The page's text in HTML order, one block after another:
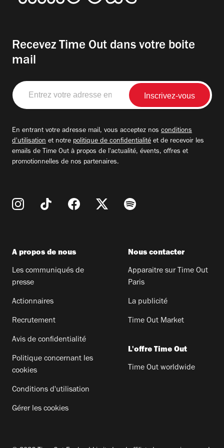
Recevez Time Out dans votre boite
mail
Entrez
votre
adresse
En entrant votre adresse mail, vous acceptez nos conditions
d'utilisation et notre politique de confidentialité et de recevoir les
emails de Time Out à propos de l'actualité, évents, offres et
promotionnelles de nos partenaires.
A propos de nous
Les communiqués de
presse
Actionnaires
Recrutement
Avis de confidentialité
Politique concernant les
cookies
Conditions d'utilisation
Gérer les cookies
Nous contacter
Apparaitre sur Time Out
Paris
La publicité
Time Out Market
L'offre Time Out
Time Out worldwide